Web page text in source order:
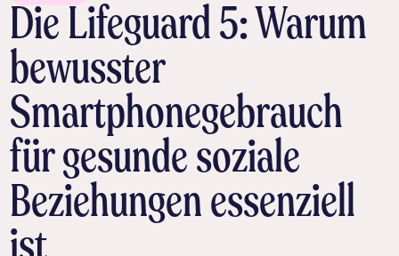
Die Lifeguard 5: Warum
bewusster
Smartphonegebrauch
für gesunde soziale
Beziehungen essenziell